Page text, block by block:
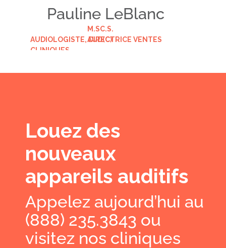
Pauline LeBlanc
M.SC.S.
AUD(C)
AUDIOLOGISTE, DIRECTRICE VENTES
CLINIQUES
Louez des
nouveaux
appareils auditifs
Appelez aujourd’hui au
(888) 235.3843 ou
visitez nos cliniques